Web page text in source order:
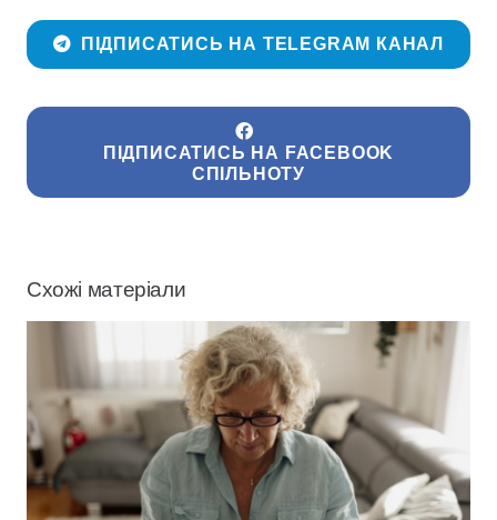
ПІДПИСАТИСЬ НА TELEGRAM КАНАЛ
ПІДПИСАТИСЬ НА FACEBOOK
СПІЛЬНОТУ
Схожі матеріали